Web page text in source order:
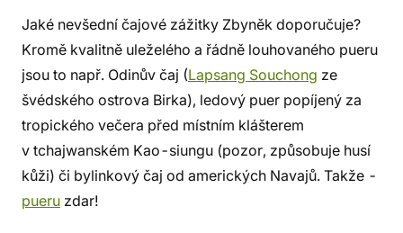
Jaké nevšední čajové zážitky Zbyněk doporučuje?
Kromě kvalitně uleželého a řádně louhovaného pueru
jsou to např. Odinův čaj (Lapsang Souchong ze
švédského ostrova Birka), ledový puer popíjený za
tropického večera před místním klášterem
v tchajwanském Kao-siungu (pozor, způsobuje husí
kůži) či bylinkový čaj od amerických Navajů. Takže -
pueru zdar!